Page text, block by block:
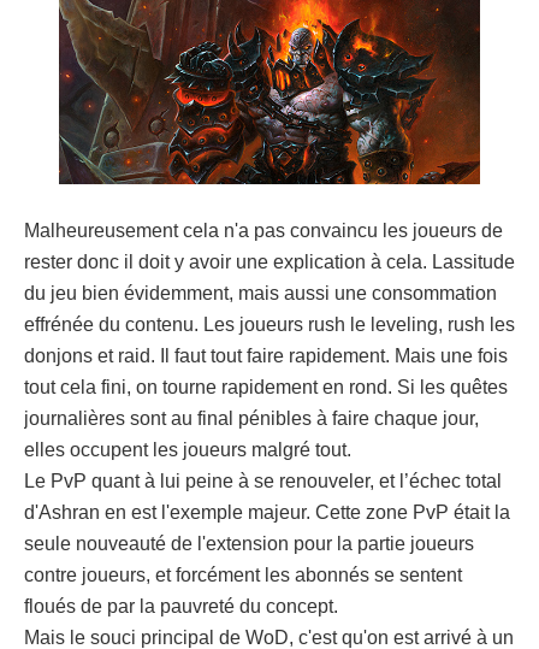
Malheureusement cela n'a pas convaincu les joueurs de
rester donc il doit y avoir une explication à cela. Lassitude
du jeu bien évidemment, mais aussi une consommation
effrénée du contenu. Les joueurs rush le leveling, rush les
donjons et raid. Il faut tout faire rapidement. Mais une fois
tout cela fini, on tourne rapidement en rond. Si les quêtes
journalières sont au final pénibles à faire chaque jour,
elles occupent les joueurs malgré tout.
Le PvP quant à lui peine à se renouveler, et l’échec total
d'Ashran en est l'exemple majeur. Cette zone PvP était la
seule nouveauté de l'extension pour la partie joueurs
contre joueurs, et forcément les abonnés se sentent
floués de par la pauvreté du concept.
Mais le souci principal de WoD, c'est qu'on est arrivé à un